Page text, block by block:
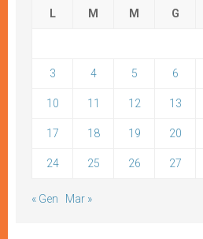
L M M G
3 4 5 6
10 11 12 13
17 18 19 20
24 25 26 27
« Gen Mar »